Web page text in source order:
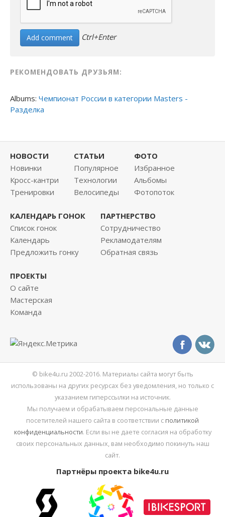
Ctrl+Enter
РЕКОМЕНДОВАТЬ ДРУЗЬЯМ:
Albums: Чемпионат России в категории Masters -
Разделка
НОВОСТИ
Новинки
Кросс-кантри
Тренировки
СТАТЬИ
Популярное
Технологии
Велосипеды
ФОТО
Избранное
Альбомы
Фотопоток
КАЛЕНДАРЬ ГОНОК
Список гонок
Календарь
Предложить гонку
ПАРТНЕРСТВО
Сотрудничество
Рекламодателям
Обратная связь
ПРОЕКТЫ
О сайте
Мастерская
Команда
© bike4u.ru 2002-2016. Материалы сайта могут быть
использованы на других ресурсах без уведомления, но только с
указанием гиперссылки на источник.
Мы получаем и обрабатываем персональные данные
посетителей нашего сайта в соответствии с политикой
конфиденциальности. Если вы не даете согласия на обработку
своих персональных данных, вам необходимо покинуть наш
сайт.
Партнёры проекта bike4u.ru